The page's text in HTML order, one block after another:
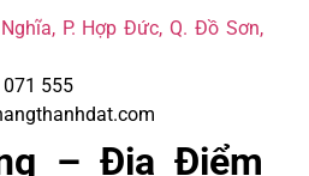
P. Hợp Đức, Q. Đồ Sơn,
555
– Địa Điểm